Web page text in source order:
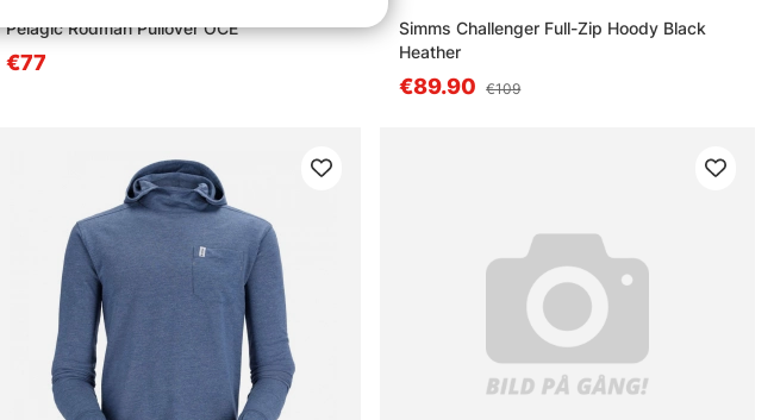
Pelagic Rodman Pullover OCE
€77
Simms Challenger Full-Zip Hoody Black
Heather
€89.90 €109